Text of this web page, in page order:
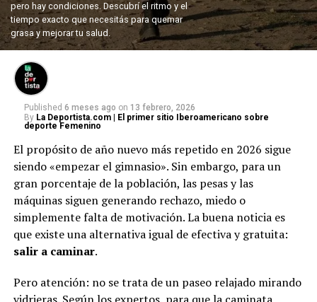
pero hay condiciones. Descubrí el ritmo y el
tiempo exacto que necesitás para quemar
grasa y mejorar tu salud.
Published 6 meses ago on 13 febrero, 2026
By La Deportista.com | El primer sitio Iberoamericano sobre
deporte Femenino
El propósito de año nuevo más repetido en 2026 sigue
siendo «empezar el gimnasio». Sin embargo, para un
gran porcentaje de la población, las pesas y las
máquinas siguen generando rechazo, miedo o
simplemente falta de motivación. La buena noticia es
que existe una alternativa igual de efectiva y gratuita:
salir a caminar.
Pero atención: no se trata de un paseo relajado mirando